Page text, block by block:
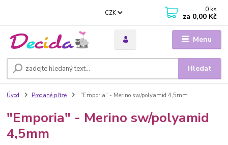
Menu
CZK
Hledat
0 ks
za 0,00 Kč
Úvod Prodané příze "Emporia" - Merino sw/polyamid 4,5mm
"Emporia" - Merino sw/polyamid
4,5mm